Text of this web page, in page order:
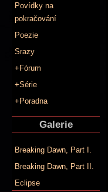
Povídky na
pokračování
Poezie
Srazy
+Fórum
+Série
+Poradna
Galerie
Breaking Dawn, Part I.
Breaking Dawn, Part II.
Eclipse